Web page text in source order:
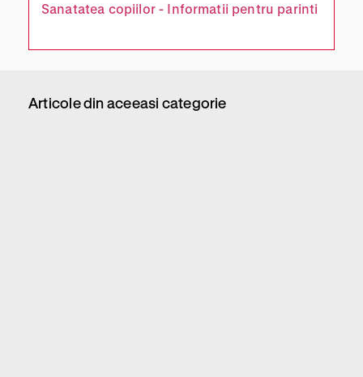
Sanatatea copiilor - Informatii pentru parinti
Articole din aceeasi categorie